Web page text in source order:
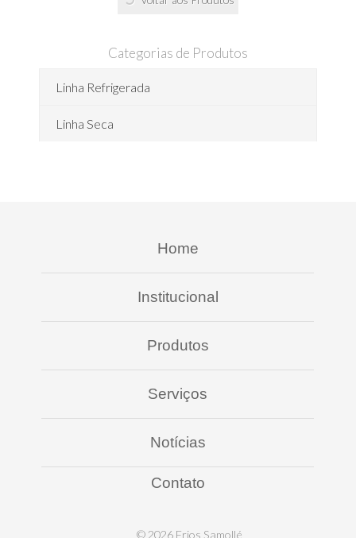
Categorias de Produtos
Linha Refrigerada
Linha Seca
Home
Institucional
Produtos
Serviços
Notícias
Contato
© 2026 Frios Samollé